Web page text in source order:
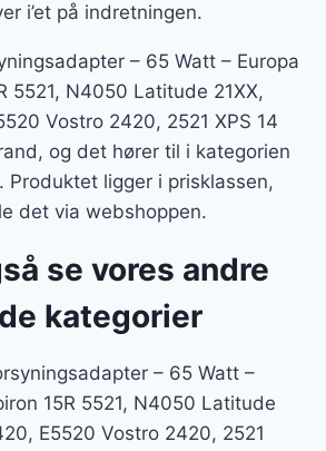
i’et på indretningen.
– 65 Watt – Europa
5521, N4050 Latitude 21XX,
Vostro 2420, 2521 XPS 14
og det hører til i kategorien
ligger i prisklassen,
det via webshoppen.
se vores andre
kategorier
– 65 Watt –
15R 5521, N4050 Latitude
E5520 Vostro 2420, 2521